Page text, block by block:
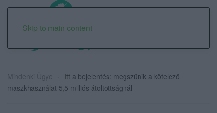
Skip to main content
Mindenki Ügye
Itt a bejelentés: megszűnik a kötelező
maszkhasználat 5,5 milliós átoltottságnál